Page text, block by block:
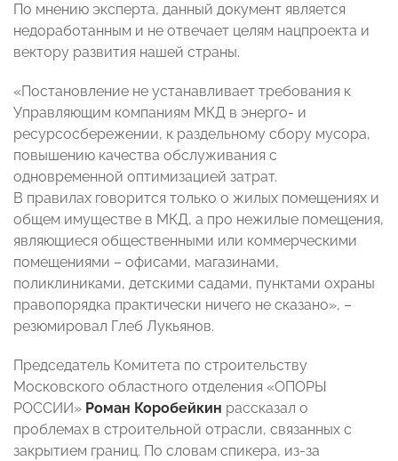
По мнению эксперта, данный документ является
недоработанным и не отвечает целям нацпроекта и
вектору развития нашей страны.
«Постановление не устанавливает требования к
Управляющим компаниям МКД в энерго- и
ресурсосбережении, к раздельному сбору мусора,
повышению качества обслуживания с
одновременной оптимизацией затрат.
В правилах говорится только о жилых помещениях и
общем имуществе в МКД, а про нежилые помещения,
являющиеся общественными или коммерческими
помещениями – офисами, магазинами,
поликлиниками, детскими садами, пунктами охраны
правопорядка практически ничего не сказано», –
резюмировал Глеб Лукьянов.
Председатель Комитета по строительству
Московского областного отделения «ОПОРЫ
РОССИИ» Роман Коробейкин рассказал о
проблемах в строительной отрасли, связанных с
закрытием границ. По словам спикера, из-за